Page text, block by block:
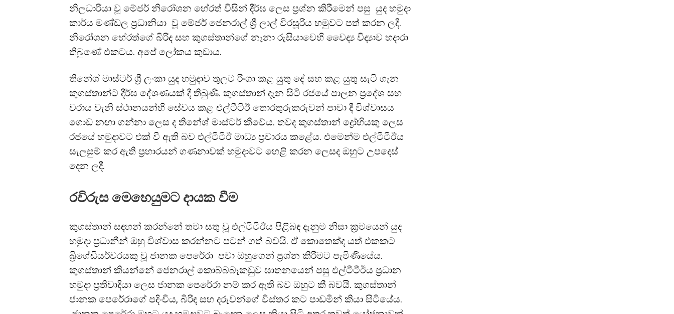
නිලධාරියා වූ මේජර් නිරෝශන හේරත් විසින් දීර්ඝ ලෙස ප්‍රශ්න කිරීමෙන් පසු යුද හමුදා
කාර්ය මණ්ඩල ප්‍රධානියා වූ මේජර් ජෙනරාල් ශ්‍රී ලාල් වීරසූරිය හමුවට පත් කරන ලදී.
නිරෝශන හේරත්ගේ බිරිද සහ කුගස්තාන්ගේ නෑනා රුසියාවෙහි වෛද්‍ය විද්‍යාව හදාරා
තිබුණේ එකටය. අපේ ලෝකය කුඩාය.
තිනේශ් මාස්ටර් ශ්‍රී ලංකා යුද හමුදාව තුලට රිංගා කළ යුතු දේ සහ කළ යුතු සැටි ගැන
කුගස්තාන්ට දීර්ඝ දේශණයක් දී තිබුණි. කුගස්තාන් දැන සිටි රජයේ පාලන ප්‍රදේශ සහ
වරාය වැනි ස්ථානයන්හි සේවය කළ එල්ටීටිඊ තොරතුරුකරුවන් පාවා දී විශ්වාසය
ගොඩ නඟා ගන්නා ලෙස ද තිනේශ් මාස්ටර් කීවේය. තවද කුගස්තාන් ද්‍රෝහියකු ලෙස
රජයේ හමුදාවට එක් වී ඇති බව එල්ටීටීඊ මාධ්‍ය ප්‍රචාරය කළේය. එමෙන්ම එල්ටීටීඊය
සැලසුම් කර ඇති ප්‍රහාරයන් ගණනාවක් හමුදාවට හෙළි කරන ලෙසද ඔහුට උපදෙස්
දෙන ලදී.
රවිරුස මෙහෙයුමට දායක වීම
කුගස්තාන් සඳහන් කරන්නේ තමා සතු වූ එල්ටීටීඊය පිළිබඳ දැනුම නිසා ක්‍රමයෙන් යුද
හමුදා ප්‍රධානීන් ඔහු විශ්වාස කරන්නට පටන් ගත් බවයි. ඒ කොතෙක්ද යත් එකකට
බ්‍රිගේඩියර්වරයකු වූ ජානක පෙරේරා පවා ඔහුගෙන් ප්‍රශ්න කිරීමට පැමිණියේය.
කුගස්තාන් කියන්නේ ජෙනරාල් කොබ්බබෑකඩුව ඝාතනයෙන් පසු එල්ටීටීඊය ප්‍රධාන
හමුදා ප්‍රතිවාදියා ලෙස ජානක පෙරේරා නම් කර ඇති බව ඔහුට කී බවයි. කුගස්තාන්
ජානක පෙරේරාගේ පදිංචිය, බිරිඳ සහ දරුවන්ගේ විස්තර කට පාඩමින් කියා සිටියේය.